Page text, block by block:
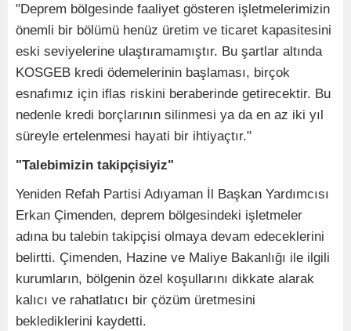
"Deprem bölgesinde faaliyet gösteren işletmelerimizin
önemli bir bölümü henüz üretim ve ticaret kapasitesini
eski seviyelerine ulaştıramamıştır. Bu şartlar altında
KOSGEB kredi ödemelerinin başlaması, birçok
esnafımız için iflas riskini beraberinde getirecektir. Bu
nedenle kredi borçlarının silinmesi ya da en az iki yıl
süreyle ertelenmesi hayati bir ihtiyaçtır."
"Talebimizin takipçisiyiz"
Yeniden Refah Partisi Adıyaman İl Başkan Yardımcısı
Erkan Çimenden, deprem bölgesindeki işletmeler
adına bu talebin takipçisi olmaya devam edeceklerini
belirtti. Çimenden, Hazine ve Maliye Bakanlığı ile ilgili
kurumların, bölgenin özel koşullarını dikkate alarak
kalıcı ve rahatlatıcı bir çözüm üretmesini
beklediklerini kaydetti.